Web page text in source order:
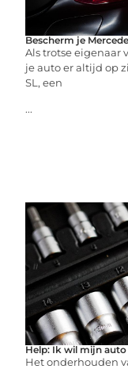
Bescherm je
Als trotse eigenaar
je auto er altijd op
SL, een
...
Help: Ik wil mijn
Het onderhouden